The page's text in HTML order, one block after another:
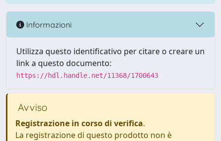
Informazioni
Utilizza questo identificativo per citare o creare un
link a questo documento:
https://hdl.handle.net/11368/1700643
Avviso
Registrazione in corso di verifica.
La registrazione di questo prodotto non è